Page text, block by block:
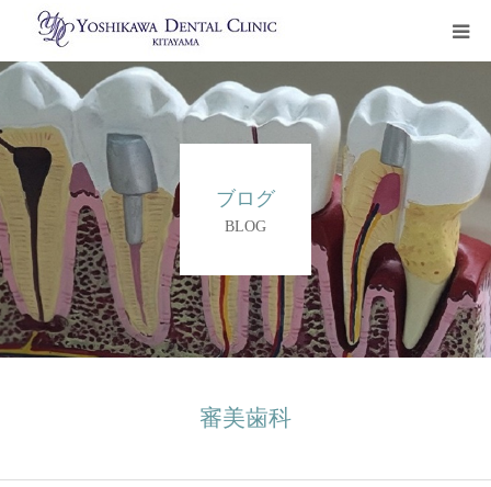
ブログ
BLOG
審美歯科
トップページ
治療について
診療科目
クリニック案内
ご予約・お問い合わせ